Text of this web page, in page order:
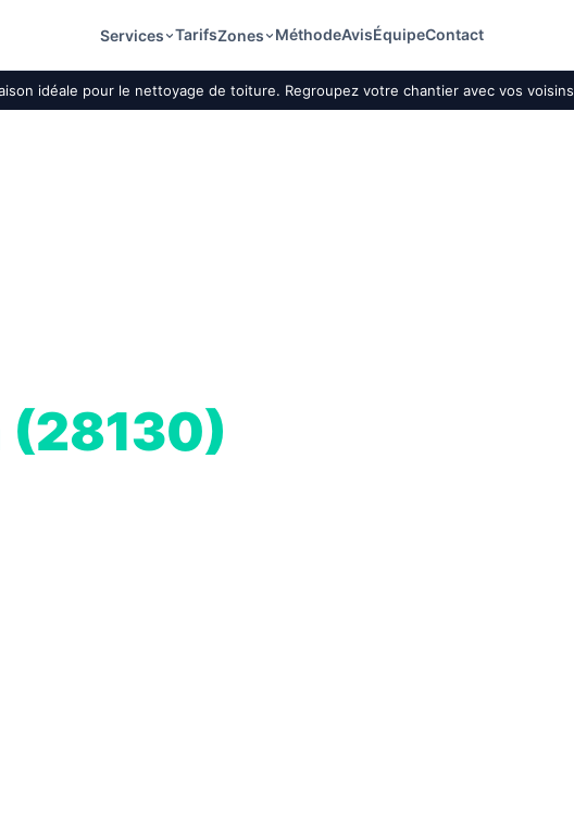
Services TarifsZones MéthodeAvisÉquipeContact
idéale pour le nettoyage de toiture. Regroupez votre chantier avec vos voisins
(28130)